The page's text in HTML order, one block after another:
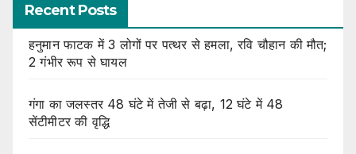
Recent Posts
हनुमान फाटक में 3 लोगों पर पत्थर से हमला, रवि चौहान की मौत;
2 गंभीर रूप से घायल
गंगा का जलस्तर 48 घंटे में तेजी से बढ़ा, 12 घंटे में 48
सेंटीमीटर की वृद्धि